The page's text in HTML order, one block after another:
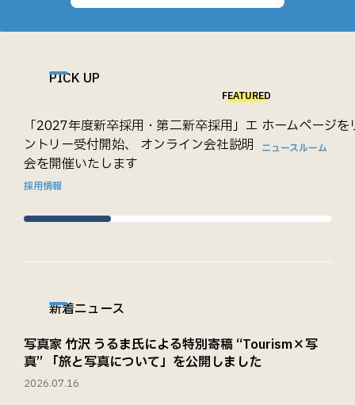
PICK UP
FEATURED
「2027年度新卒採用・第二新卒採用」エ
ントリー受付開始、 オンライン会社説明
会を開催いたします
採用情報
ホームページ
ニュースルーム
新着ニュース
写真家 竹沢 うるま氏による特別寄稿 “Tourism×写
真” 「旅と写真について」を公開しました
2026.07.16